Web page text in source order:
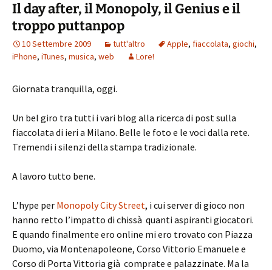
Il day after, il Monopoly, il Genius e il
troppo puttanpop
10 Settembre 2009 tutt'altro Apple, fiaccolata, giochi,
iPhone, iTunes, musica, web Lore!
Giornata tranquilla, oggi.
Un bel giro tra tutti i vari blog alla ricerca di post sulla
fiaccolata di ieri a Milano. Belle le foto e le voci dalla rete.
Tremendi i silenzi della stampa tradizionale.
A lavoro tutto bene.
L’hype per Monopoly City Street, i cui server di gioco non
hanno retto l’impatto di chissà quanti aspiranti giocatori.
E quando finalmente ero online mi ero trovato con Piazza
Duomo, via Montenapoleone, Corso Vittorio Emanuele e
Corso di Porta Vittoria già comprate e palazzinate. Ma la